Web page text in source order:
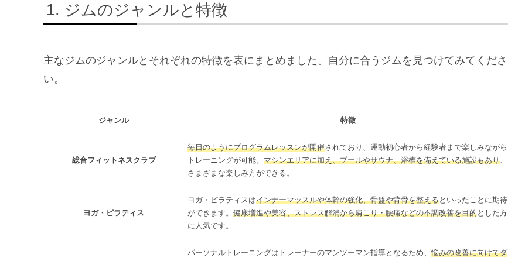
ジムのジャンルと特徴
主なジムのジャンルとそれぞれの特徴を表にまとめました。自分に合うジムを見つけてみてくださ
い。
ジャンル 特徴
総合フィットネスクラブ
毎日のようにプログラムレッスンが開催されており、運動初心者から経験者まで楽しみながら
トレーニングが可能。 マシンエリアに加え、プールやサウナ、浴槽を備えている施設もあり、
さまざまな楽しみ方ができる。
ヨガ・ピラティス
ヨガ・ピラティスはインナーマッスルや体幹の強化、骨盤や背骨を整えるといったことに期待
ができます。 健康増進や美容、ストレス解消から肩こり・腰痛などの不調改善を目的とした方
に人気です。
パーソナルトレーニングはトレーナーのマンツーマン指導となるため、 悩みの改善に向けてダ